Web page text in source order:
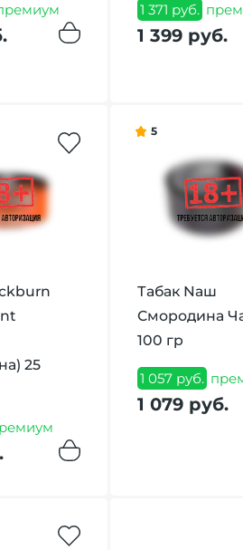
1 371 руб.
1 399 руб.
25
5
Табак Nаш
Смородина
100 гр
1 057 руб.
1 079 руб.